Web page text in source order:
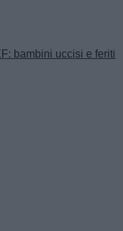
bambini uccisi e feriti